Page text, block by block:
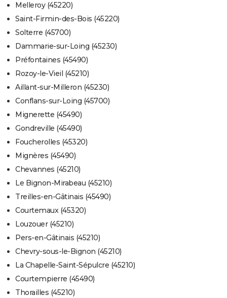
Melleroy (45220)
Saint-Firmin-des-Bois (45220)
Solterre (45700)
Dammarie-sur-Loing (45230)
Préfontaines (45490)
Rozoy-le-Vieil (45210)
Aillant-sur-Milleron (45230)
Conflans-sur-Loing (45700)
Mignerette (45490)
Gondreville (45490)
Foucherolles (45320)
Mignères (45490)
Chevannes (45210)
Le Bignon-Mirabeau (45210)
Treilles-en-Gâtinais (45490)
Courtemaux (45320)
Louzouer (45210)
Pers-en-Gâtinais (45210)
Chevry-sous-le-Bignon (45210)
La Chapelle-Saint-Sépulcre (45210)
Courtempierre (45490)
Thorailles (45210)